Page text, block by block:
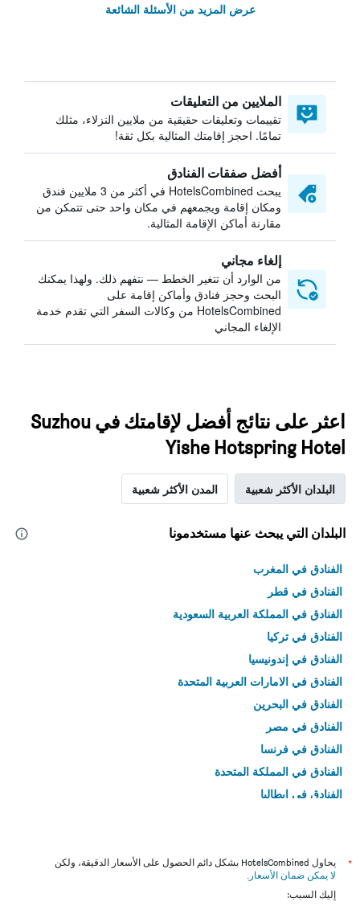
عرض المزيد من الأسئلة الشائعة
الملايين من التعليقات
تقييمات وتعليقات حقيقية من ملايين النزلاء، مثلك
تمامًا. احجز إقامتك المثالية بكل ثقة!
أفضل صفقات الفنادق
يبحث HotelsCombined في أكثر من 3 ملايين فندق
ومكان إقامة ويجمعهم في مكان واحد حتى تتمكن من
مقارنة أماكن الإقامة المثالية.
إلغاء مجاني
من الوارد أن تتغير الخطط — نتفهم ذلك. ولهذا يمكنك
البحث وحجز فنادق وأماكن إقامة على
HotelsCombined من وكالات السفر التي تقدم خدمة
الإلغاء المجاني
اعثر على نتائج أفضل لإقامتك في Suzhou
Yishe Hotspring Hotel
البلدان الأكثر شعبية المدن الأكثر شعبية
البلدان التي يبحث عنها مستخدمونا
الفنادق في المغرب
الفنادق في قطر
الفنادق في المملكة العربية السعودية
الفنادق في تركيا
الفنادق في إندونيسيا
الفنادق في الامارات العربية المتحدة
الفنادق في البحرين
الفنادق في مصر
الفنادق في فرنسا
الفنادق في المملكة المتحدة
الفنادق في إيطاليا
*
يحاول HotelsCombined بشكل دائم الحصول على الأسعار الدقيقة، ولكن
لا يمكن ضمان الأسعار .
إليك السبب: